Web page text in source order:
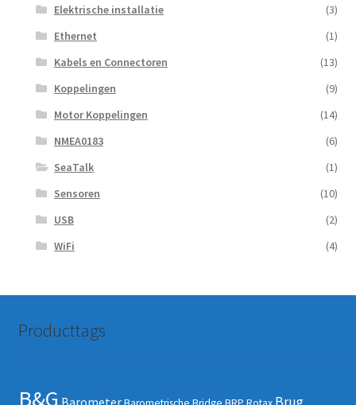
Elektrische installatie
(3)
Ethernet
(1)
Kabels en Connectoren
(13)
Koppelingen
(9)
Motor Koppelingen
(14)
NMEA0183
(6)
SeaTalk
(1)
Sensoren
(10)
USB
(2)
WiFi
(4)
Producttags
B&G